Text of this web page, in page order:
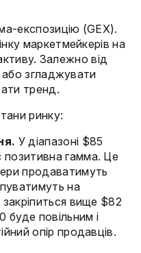
експозицію (GEX).
маркетмейкерів на
Залежно від
або згладжувати
тренд.
ринку:
У діапазоні $85
гамма. Це
продаватимуть
на
вище $82
повільним і
опір продавців.